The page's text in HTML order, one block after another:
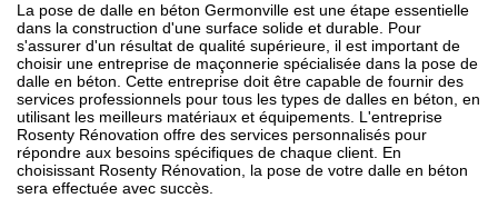
La pose de dalle en béton Germonville est une étape essentielle
dans la construction d'une surface solide et durable. Pour
s'assurer d'un résultat de qualité supérieure, il est important de
choisir une entreprise de maçonnerie spécialisée dans la pose de
dalle en béton. Cette entreprise doit être capable de fournir des
services professionnels pour tous les types de dalles en béton, en
utilisant les meilleurs matériaux et équipements. L'entreprise
Rosenty Rénovation offre des services personnalisés pour
répondre aux besoins spécifiques de chaque client. En
choisissant Rosenty Rénovation, la pose de votre dalle en béton
sera effectuée avec succès.